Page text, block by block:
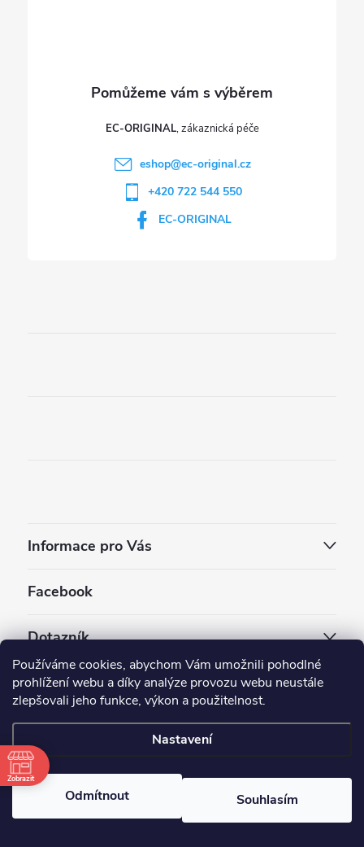
Používáme cookies, abychom Vám umožnili pohodlné
prohlížení webu a díky analýze provozu webu neustále
zlepšovali jeho funkce, výkon a použitelnost.
Nastavení
Odmítnout Souhlasím
EC-ORIGINAL
eshop@ec-original.cz
+420 722 544 550
EC-ORIGINAL
Informace pro Vás
Facebook
Dotazník
Jaký styl vapování vám vyhovuje ?
Copyright 2026
Upravit nastavení cookies
Zobrazit